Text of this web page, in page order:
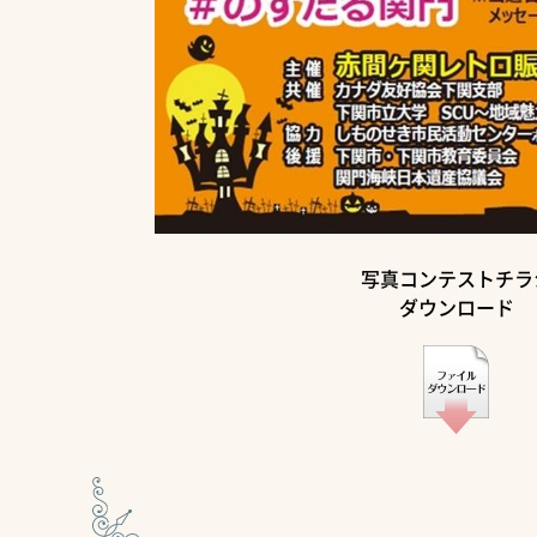
写真コンテストチ
ダウンロード